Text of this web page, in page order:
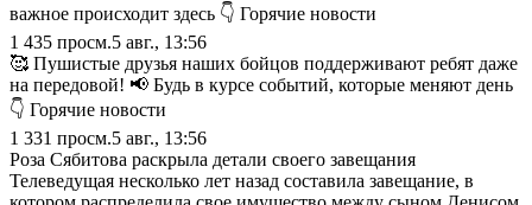
важное происходит здесь 👇 Горячие новости
1 435 просм.5 авг., 13:56
🥰 Пушистые друзья наших бойцов поддерживают ребят даже
на передовой! 📢 Будь в курсе событий, которые меняют день
👇 Горячие новости
1 331 просм.5 авг., 13:56
Роза Сябитова раскрыла детали своего завещания
Телеведущая несколько лет назад составила завещание, в